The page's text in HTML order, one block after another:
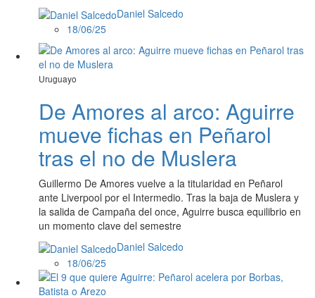
Daniel Salcedo
18/06/25
Uruguayo
De Amores al arco: Aguirre
mueve fichas en Peñarol
tras el no de Muslera
Guillermo De Amores vuelve a la titularidad en Peñarol
ante Liverpool por el Intermedio. Tras la baja de Muslera y
la salida de Campaña del once, Aguirre busca equilibrio en
un momento clave del semestre
Daniel Salcedo
18/06/25